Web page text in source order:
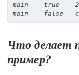
main	true	2	end
Что делает
пример?